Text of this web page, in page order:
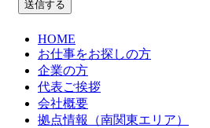
HOME
お仕事をお探しの方
企業の方
代表ご挨拶
会社概要
拠点情報（南関東エリア）